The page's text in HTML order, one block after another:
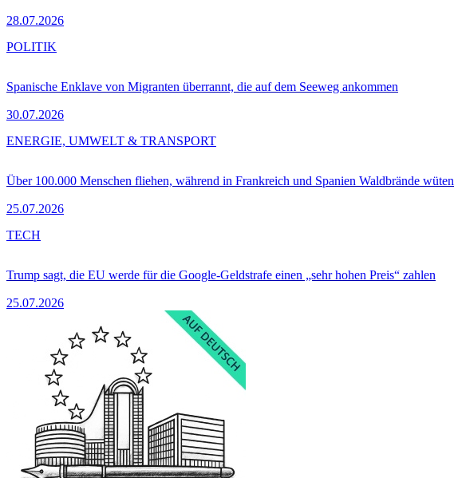
28.07.2026
Spanische Enklave von Migranten überrannt, die auf dem Seeweg ankommen
30.07.2026
POLITIK
Über 100.000 Menschen fliehen, während in Frankreich und Spanien Waldbrände wüten
25.07.2026
ENERGIE, UMWELT & TRANSPORT
Trump sagt, die EU werde für die Google-Geldstrafe einen „sehr hohen Preis“ zahlen
25.07.2026
TECH